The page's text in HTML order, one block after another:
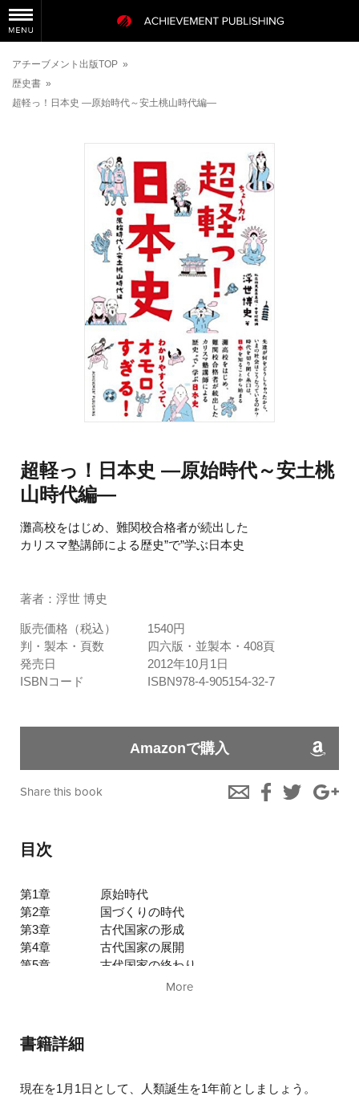
アチーブメント出版TOP »
歴史書 »
超軽っ！日本史 ―原始時代～安土桃山時代編―
超軽っ！日本史 ―原始時代～安土桃
山時代編―
灘高校をはじめ、難関校合格者が続出した
カリスマ塾講師による歴史”で”学ぶ日本史
著者：浮世 博史
販売価格（税込）
1540円
判・製本・頁数
四六版・並製本・408頁
発売日
2012年10月1日
ISBNコード
ISBN978-4-905154-32-7
Amazonで購入
Share this book
目次
第1章
原始時代
第2章
国づくりの時代
第3章
古代国家の形成
第4章
古代国家の展開
第5章
古代国家の終わり
武家政権の成立
第9章
第10章
More
書籍詳細
現在を1月1日として、人類誕生を1年前としましょう。